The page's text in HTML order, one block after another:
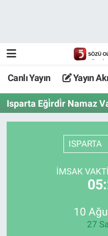
Canlı Yayın Yayın
Isparta Eği̇rdi̇r Namaz
ISPARTA
İMSAK
10
27
TV 5 Ekranı ve